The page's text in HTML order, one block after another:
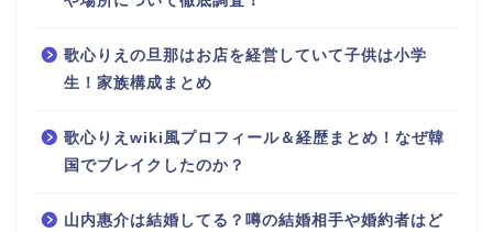
歌心りえの旦那はお店を経営していて子供は小学
生！家族構成まとめ
歌心りえwiki風プロフィール＆経歴まとめ！なぜ韓
国でブレイクしたのか？
山内惠介は結婚してる？噂の結婚相手や婚約者はど